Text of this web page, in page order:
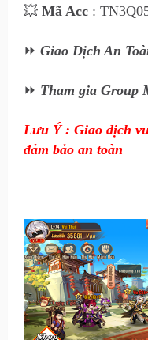
💥 Mã Acc :
⏩ Giao Dịch An
⏩ Tham gia Group
Lưu Ý : Giao dịch
đảm bảo an toàn